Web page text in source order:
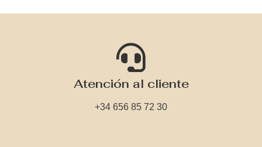
Atención al cliente
+34 656 85 72 30